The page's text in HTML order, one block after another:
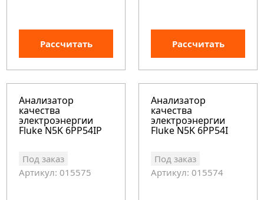
Рассчитать Рассчитать
Анализатор
качества
электроэнергии
Fluke N5K 6PP54IP
Под заказ
Артикул: 015575
Анализатор
качества
электроэнергии
Fluke N5K 6PP54I
Под заказ
Артикул: 015574